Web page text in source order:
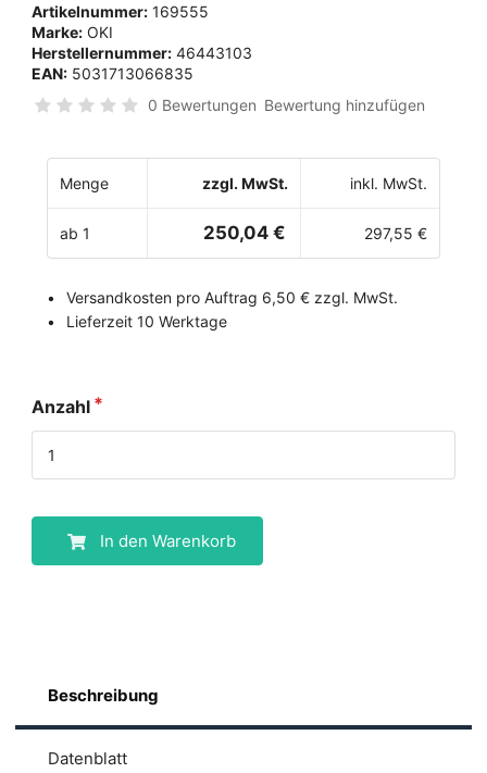
Artikelnummer: 169555
Marke: OKI
Herstellernummer: 46443103
EAN: 5031713066835
0 Bewertungen Bewertung hinzufügen
Menge zzgl. MwSt. inkl. MwSt.
ab 1 250,04 € 297,55 €
Versandkosten pro Auftrag 6,50 € zzgl. MwSt.
Lieferzeit 10 Werktage
Anzahl
In den Warenkorb
Beschreibung
Datenblatt